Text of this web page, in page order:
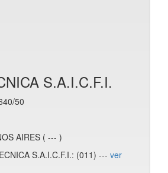
S.A.I.C.F.I.
50
AIRES ( --- )
S.A.I.C.F.I.: (011) --- ver